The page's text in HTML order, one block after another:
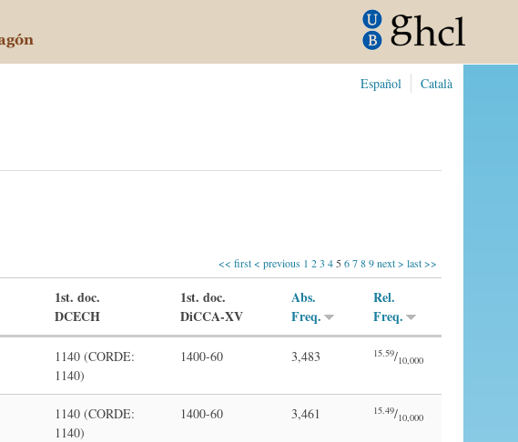
Català
Español
<< first< previous 1 23 4 56789next > last >>
1st. doc.
DCECH
1st. doc.
DiCCA-XV
Abs.
Freq.
Rel.
Freq.
1140 (CORDE:
1140)
1400-60 3,483 15.59/10,000
1140 (CORDE:
1140)
1400-60 3,461 15.49/10,000